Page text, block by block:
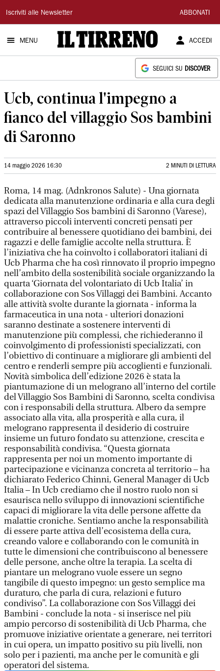
Il
Tirreno
Iscriviti alle Newsletter ABBONATI
MENU ACCEDI
SEGUICI SU DISCOVER
Ucb, continua l'impegno a
fianco del villaggio Sos bambini
di Saronno
14 maggio 2026 16:30 2 MINUTI DI LETTURA
Roma, 14 mag. (Adnkronos Salute) - Una giornata
dedicata alla manutenzione ordinaria e alla cura degli
spazi del Villaggio Sos bambini di Saronno (Varese),
attraverso piccoli interventi concreti pensati per
contribuire al benessere quotidiano dei bambini, dei
ragazzi e delle famiglie accolte nella struttura. È
l’iniziativa che ha coinvolto i collaboratori italiani di
Ucb Pharma che ha così rinnovato il proprio impegno
nell’ambito della sostenibilità sociale organizzando la
quarta ‘Giornata del volontariato di Ucb Italia’ in
collaborazione con Sos Villaggi dei Bambini. Accanto
alle attività svolte durante la giornata - informa la
farmaceutica in una nota - ulteriori donazioni
saranno destinate a sostenere interventi di
manutenzione più complessi, che richiederanno il
coinvolgimento di professionisti specializzati, con
l’obiettivo di continuare a migliorare gli ambienti del
centro e renderli sempre più accoglienti e funzionali.
Novità simbolica dell’edizione 2026 è stata la
piantumazione di un melograno all’interno del cortile
del Villaggio Sos Bambini di Saronno, scelta condivisa
con i responsabili della struttura. Albero da sempre
associato alla vita, alla prosperità e alla cura, il
melograno rappresenta il desiderio di costruire
insieme un futuro fondato su attenzione, crescita e
responsabilità condivisa. “Questa giornata
rappresenta per noi un momento importante di
partecipazione e vicinanza concreta al territorio – ha
dichiarato Federico Chinni, General Manager di Ucb
Italia – In Ucb crediamo che il nostro ruolo non si
esaurisca nello sviluppo di innovazioni scientifiche
capaci di migliorare la vita delle persone affette da
malattie croniche. Sentiamo anche la responsabilità
di essere parte attiva dell’ecosistema della cura,
creando valore e collaborando con le comunità in
tutte le dimensioni che contribuiscono al benessere
delle persone, anche oltre la terapia. La scelta di
piantare un melograno vuole essere un segno
tangibile di questo impegno: un gesto semplice ma
duraturo, che parla di cura, relazioni e futuro
condiviso”. La collaborazione con Sos Villaggi dei
Bambini - conclude la nota - si inserisce nel più
ampio percorso di sostenibilità di Ucb Pharma, che
promuove iniziative orientate a generare, nei territori
in cui opera, un impatto positivo su più livelli, non
solo per i pazienti, ma anche per le comunità e gli
operatori del sistema.